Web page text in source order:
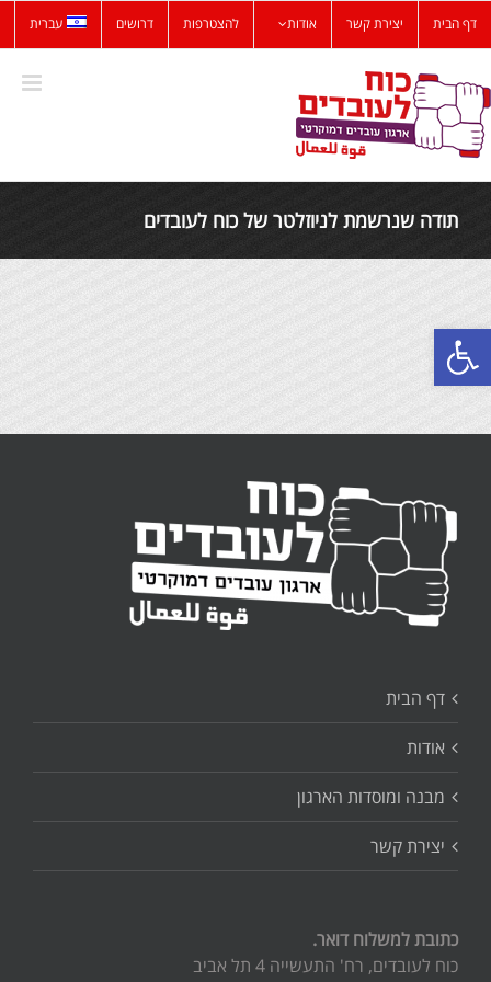
פתח סרגל נגישות
לתוכן
דף הבית יצירת קשר אודות להצטרפות דרושים עברית
תודה שנרשמת לניוזלטר של כוח לעובדים
דף הבית
אודות
מבנה ומוסדות הארגון
יצירת קשר
כתובת למשלוח דואר.
כוח לעובדים, רח' התעשייה 4 תל אביב